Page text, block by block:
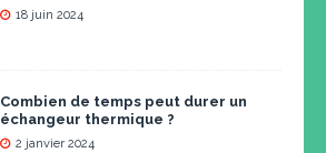
18 juin 2024
Combien de temps peut durer un
échangeur thermique ?
2 janvier 2024